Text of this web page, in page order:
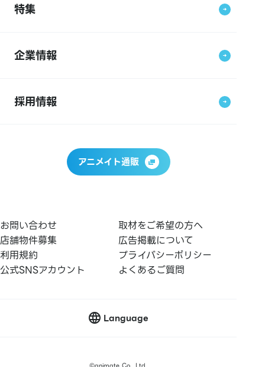
特集
企業情報
採用情報
アニメイト通販
お問い合わせ
取材をご希望の方へ
店舗物件募集
広告掲載について
利用規約
プライバシーポリシー
公式SNSアカウント
よくあるご質問
Language